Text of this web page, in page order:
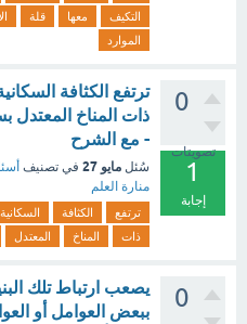
التكيف
معها قلة
الموارد
0
تصويتات
1
إجابة
ترتفع الكثافة
ذات المناخ المعتدل
- مع الشرح
سُئل مايو 27 في تصنيف
منارة العلم
ترتفع الكثافة السكانية
ذات
المناخ المعتدل
0
يصعب ارتباط تلك
ببعض العوامل أو